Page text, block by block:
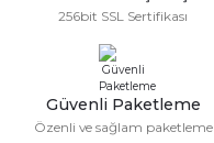
256bit SSL Sertifikası
Güvenli Paketleme
Özenli ve sağlam paketleme